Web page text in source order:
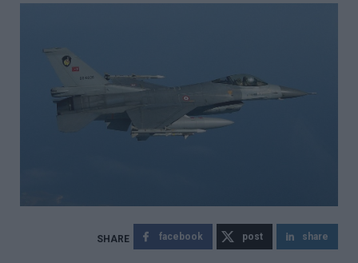
facebook post share